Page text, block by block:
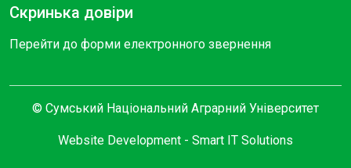
Скринька довіри
Перейти до форми електронного звернення
© Сумський Національний Аграрний Університет
Website Development - Smart IT Solutions